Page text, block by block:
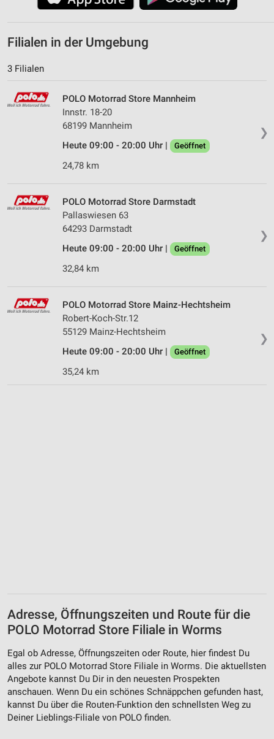
Filialen in der Umgebung
3 Filialen
❯
POLO Motorrad Store Mannheim
Innstr. 18-20
68199 Mannheim
Heute 09:00 - 20:00 Uhr |
Geöffnet
24,78 km
❯
POLO Motorrad Store Darmstadt
Pallaswiesen 63
64293 Darmstadt
Heute 09:00 - 20:00 Uhr |
Geöffnet
32,84 km
❯
POLO Motorrad Store Mainz-Hechtsheim
Robert-Koch-Str.12
55129 Mainz-Hechtsheim
Heute 09:00 - 20:00 Uhr |
Geöffnet
35,24 km
Adresse, Öffnungszeiten und Route für die
POLO Motorrad Store Filiale in Worms
Egal ob Adresse, Öffnungszeiten oder Route, hier findest Du
alles zur POLO Motorrad Store Filiale in Worms. Die aktuellsten
Angebote kannst Du Dir in den neuesten Prospekten
anschauen. Wenn Du ein schönes Schnäppchen gefunden hast,
kannst Du über die Routen-Funktion den schnellsten Weg zu
Deiner Lieblings-Filiale von POLO finden.